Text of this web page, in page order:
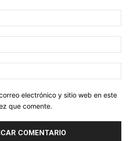
electrónico y sitio web en este
que comente.